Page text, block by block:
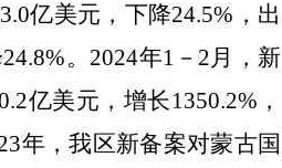
3.0亿美元，下降24.5% ，出
24.8%。 2024年1 － 2月，新
亿美元，增长1350.2% ，
年，我区新备案对蒙古国